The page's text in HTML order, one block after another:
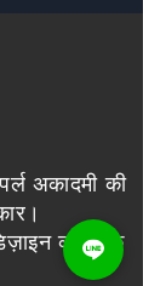
अकादमी की
कोर्स के